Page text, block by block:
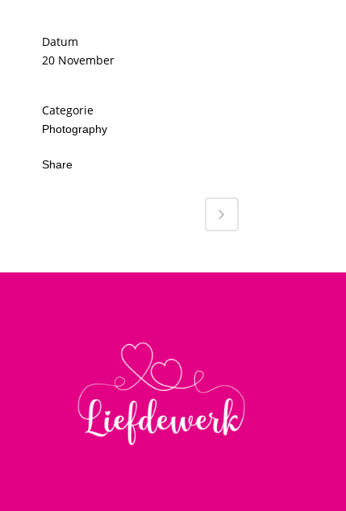
Datum
20 November
Categorie
Photography
Share